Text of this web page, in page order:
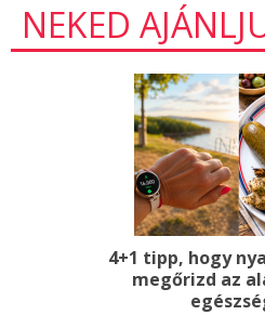
NEKED
4+1 tipp, hogy
megőrizd az